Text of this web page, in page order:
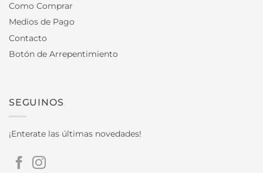
Como Comprar
Medios de Pago
Contacto
Botón de Arrepentimiento
SEGUINOS
¡Enterate las últimas novedades!